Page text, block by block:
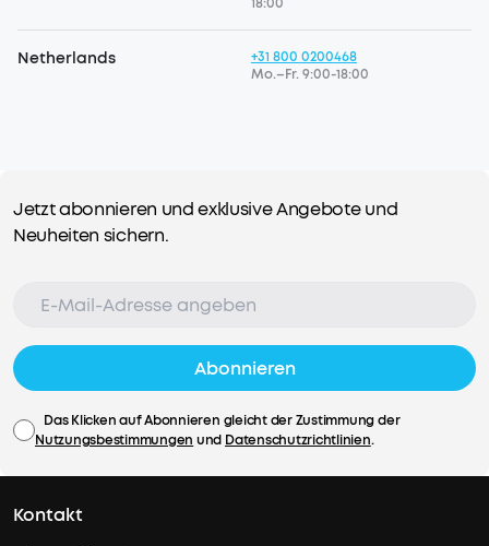
Netherlands
+31 800 0200468
Mo.–Fr. 9:00-18:00
Jetzt abonnieren und exklusive Angebote und
Neuheiten sichern.
Abonnieren
Das Klicken auf Abonnieren gleicht der Zustimmung der
Nutzungsbestimmungen und Datenschutzrichtlinien.
Kontakt